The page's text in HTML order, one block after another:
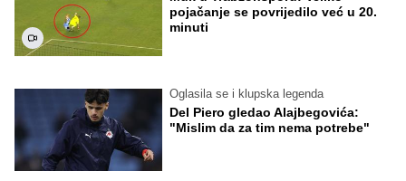
pojačanje se povrijedilo već u 20.
minuti
Oglasila se i klupska legenda
Del Piero gledao Alajbegovića:
"Mislim da za tim nema potrebe"